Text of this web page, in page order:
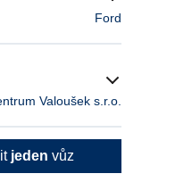
Ford
Valoušek s.r.o.
jeden vůz